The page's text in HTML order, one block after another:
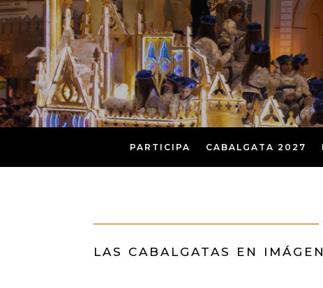
PARTICIPA CABALGATA 2027
LAS CABALGATAS EN